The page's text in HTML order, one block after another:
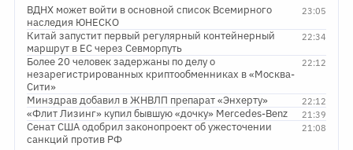
23:05
ВДНХ может войти в основной список Всемирного
наследия ЮНЕСКО
22:34
Китай запустит первый регулярный контейнерный
маршрут в ЕС через Севморпуть
22:12
Более 20 человек задержаны по делу о
незарегистрированных криптообменниках в «Москва-
Сити»
22:12
Минздрав добавил в ЖНВЛП препарат «Энхерту»
21:39
«Флит Лизинг» купил бывшую «дочку» Mercedes-Benz
21:08
Сенат США одобрил законопроект об ужесточении
санкций против РФ